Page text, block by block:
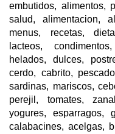
embutidos, alimentos,
salud, alimentacion,
menus, recetas,
lacteos,
helados, dulces,
cerdo, cabrito,
sardinas, mariscos,
perejil, tomates,
yogures, esparragos,
calabacines, acelgas,